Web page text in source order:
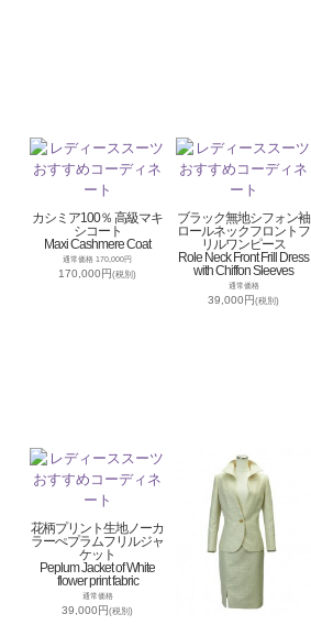
カシミア100％ 高級マキ
シコート
Maxi Cashmere Coat
通常価格 170,000円
170,000円(税別)
ブラック無地シフォン袖
ロールネックフロントフ
リルワンピース
Role Neck Front Frill Dress
with Chiffon Sleeves
通常価格
39,000円(税別)
花柄プリント生地ノーカ
ラーぺプラムフリルジャ
ケット
Peplum Jacket of White
flower print fabric
通常価格
39,000円(税別)